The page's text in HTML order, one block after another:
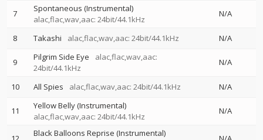
7
Spontaneous (Instrumental)
alac,flac,wav,aac: 24bit/44.1kHz
N/A
8 Takashi alac,flac,wav,aac: 24bit/44.1kHz N/A
9 Pilgrim Side Eye
alac,flac,wav,aac:
24bit/44.1kHz
N/A
10 All Spies alac,flac,wav,aac: 24bit/44.1kHz N/A
11
Yellow Belly (Instrumental)
alac,flac,wav,aac: 24bit/44.1kHz
N/A
Black Balloons Reprise (Instrumental)